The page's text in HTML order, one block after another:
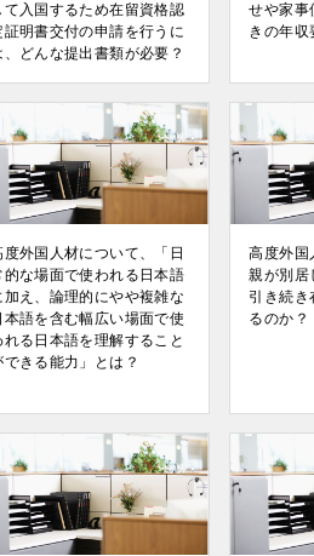
て入国するため在留資格認
証明書交付の申請を行うに
、どんな提出書類が必要？
せや家事
きの年収
度外国人材について、「日
的な場面で使われる日本語
加え、論理的にやや複雑な
本語を含む幅広い場面で使
れる日本語を理解すること
できる能力」とは？
高度外国
親が別居
引き続き
るのか？